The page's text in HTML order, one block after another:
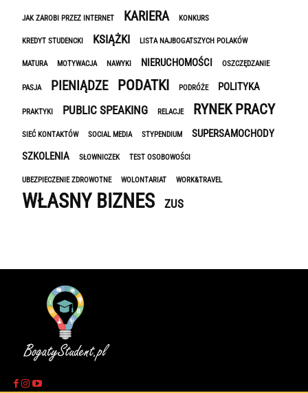
JAK ZAROBI PRZEZ INTERNET KARIERA KONKURS
KREDYT STUDENCKI KSIĄŻKI LISTA NAJBOGATSZYCH POLAKÓW
MATURA MOTYWACJA NAWYKI NIERUCHOMOŚCI OSZCZĘDZANIE
PASJA PIENIĄDZE PODATKI PODRÓŻE POLITYKA
PRAKTYKI PUBLIC SPEAKING RELACJE RYNEK PRACY
SIEĆ KONTAKTÓW SOCIAL MEDIA STYPENDIUM
SUPERSAMOCHODY
SZKOLENIA
SŁOWNICZEK TEST OSOBOWOŚCI
UBEZPIECZENIE ZDROWOTNE WOLONTARIAT WORK&TRAVEL
WŁASNY BIZNES ZUS